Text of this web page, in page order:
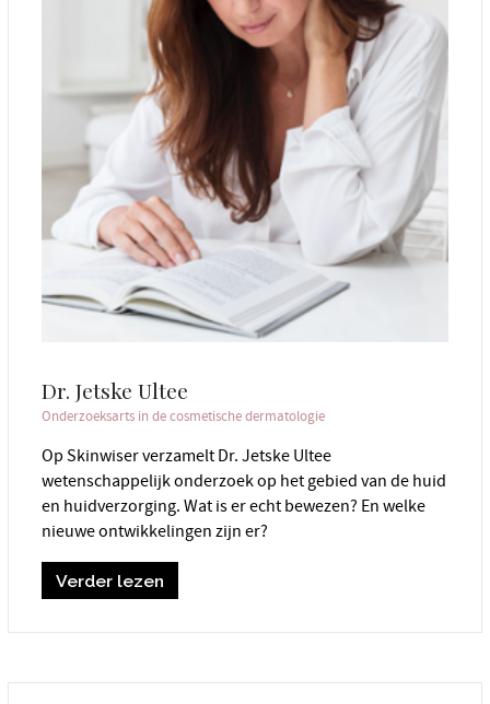
Dr. Jetske Ultee
Onderzoeksarts in de cosmetische dermatologie
Op Skinwiser verzamelt Dr. Jetske Ultee
wetenschappelijk onderzoek op het gebied van de huid
en huidverzorging. Wat is er echt bewezen? En welke
nieuwe ontwikkelingen zijn er?
Verder lezen